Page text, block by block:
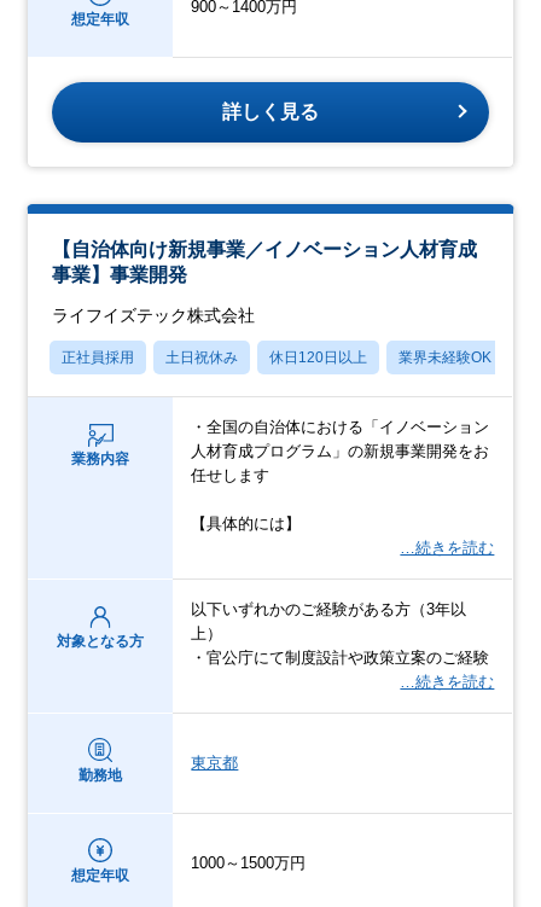
想定年収
900～1400万円
詳しく見る
【自治体向け新規事業／イノベーション人材育成
事業】事業開発
ライフイズテック株式会社
正社員採用 土日祝休み 休日120日以上 業界未経験OK
業務内容
・全国の自治体における「イノベーション
人材育成プログラム」の新規事業開発をお
任せします
【具体的には】
…続きを読む
対象となる方
以下いずれかのご経験がある方（3年以
上）
・官公庁にて制度設計や政策立案のご経験
…続きを読む
勤務地
東京都
想定年収
1000～1500万円